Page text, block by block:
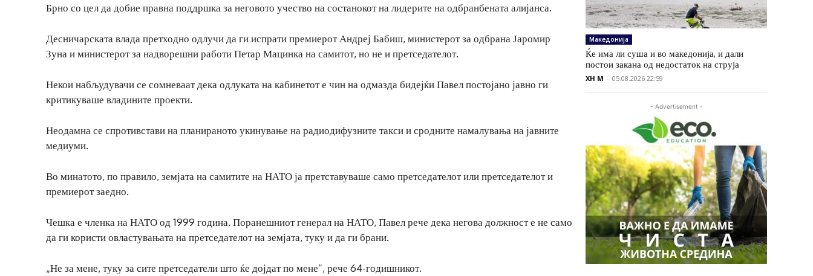
Брно со цел да добие правна поддршка за неговото учество на состанокот на лидерите на одбранбената алијанса.
Десничарската влада претходно одлучи да ги испрати премиерот Андреј Бабиш, министерот за одбрана Јаромир
Зуна и министерот за надворешни работи Петар Мацинка на самитот, но не и претседателот.
Некои набљудувачи се сомневаат дека одлуката на кабинетот е чин на одмазда бидејќи Павел постојано јавно ги
критикуваше владините проекти.
Неодамна се спротивстави на планираното укинување на радиодифузните такси и сродните намалувања на јавните
медиуми.
Во минатото, по правило, земјата на самитите на НАТО ја претставуваше само претседателот или претседателот и
премиерот заедно.
Чешка е членка на НАТО од 1999 година. Поранешниот генерал на НАТО, Павел рече дека негова должност е не само
да ги користи овластувањата на претседателот на земјата, туку и да ги брани.
„Не за мене, туку за сите претседатели што ќе дојдат по мене“, рече 64-годишникот.
Македонија
Ќе има ли суша и во македонија, и дали
постои закана од недостаток на струја
XH M - 05.08.2026 22:59
- Advertisement -